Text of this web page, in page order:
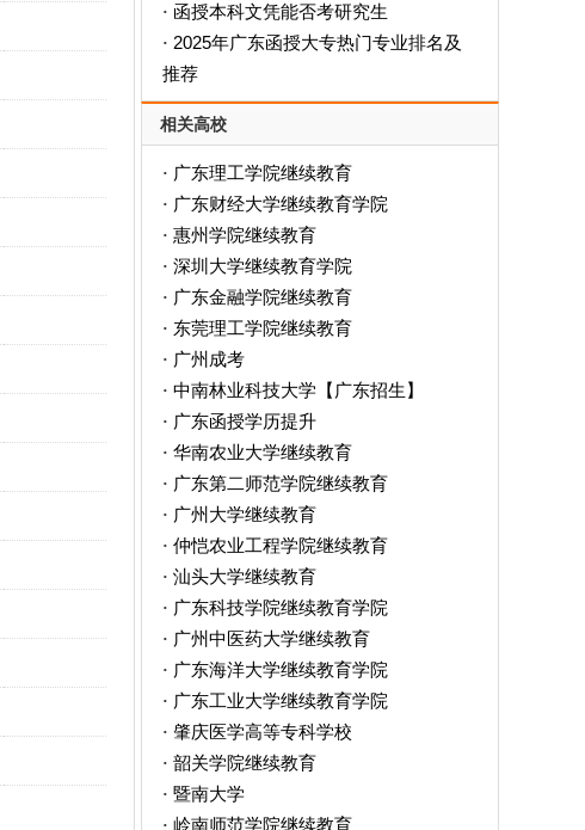
· 函授本科文凭能否考研究生
· 2025年广东函授大专热门专业排名及
推荐
相关高校
· 广东理工学院继续教育
· 广东财经大学继续教育学院
· 惠州学院继续教育
· 深圳大学继续教育学院
· 广东金融学院继续教育
· 东莞理工学院继续教育
· 广州成考
· 中南林业科技大学【广东招生】
· 广东函授学历提升
· 华南农业大学继续教育
· 广东第二师范学院继续教育
· 广州大学继续教育
· 仲恺农业工程学院继续教育
· 汕头大学继续教育
· 广东科技学院继续教育学院
· 广州中医药大学继续教育
· 广东海洋大学继续教育学院
· 广东工业大学继续教育学院
· 肇庆医学高等专科学校
· 韶关学院继续教育
· 暨南大学
· 岭南师范学院继续教育